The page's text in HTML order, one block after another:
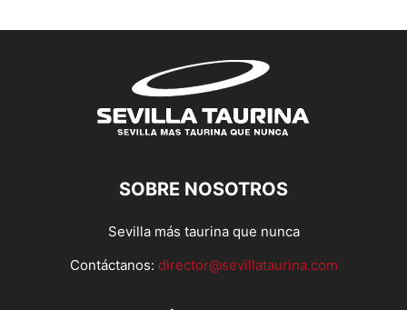
SOBRE NOSOTROS
Sevilla más taurina que nunca
Contáctanos: director@sevillataurina.com